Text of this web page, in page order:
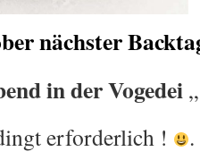
nächster
in der Vogedei „
erforderlich !
.